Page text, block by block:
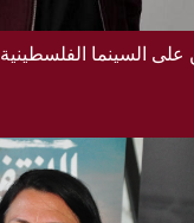
على السينما الفلسطينية